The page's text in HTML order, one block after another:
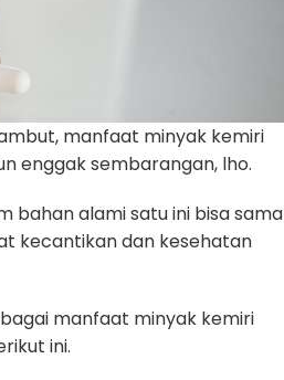
manfaat minyak kemiri
enggak sembarangan, lho.
bahan alami satu ini bisa sama
kecantikan dan kesehatan
manfaat minyak kemiri
ini.